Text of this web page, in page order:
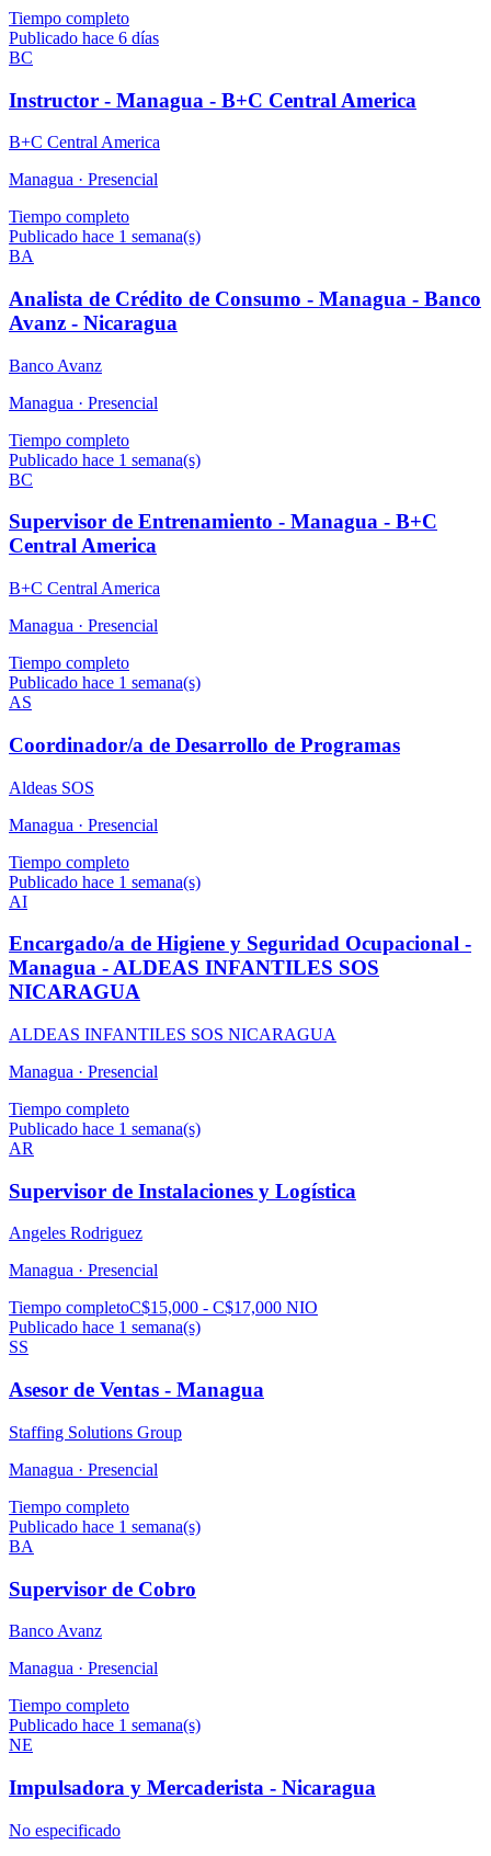
Tiempo completo
Publicado hace 6 días
BC
Instructor - Managua - B+C Central America
B+C Central America
Managua · Presencial
Tiempo completo
Publicado hace 1 semana(s)
BA
Analista de Crédito de Consumo - Managua - Banco
Avanz - Nicaragua
Banco Avanz
Managua · Presencial
Tiempo completo
Publicado hace 1 semana(s)
BC
Supervisor de Entrenamiento - Managua - B+C
Central America
B+C Central America
Managua · Presencial
Tiempo completo
Publicado hace 1 semana(s)
AS
Coordinador/a de Desarrollo de Programas
Aldeas SOS
Managua · Presencial
Tiempo completo
Publicado hace 1 semana(s)
AI
Encargado/a de Higiene y Seguridad Ocupacional -
Managua - ALDEAS INFANTILES SOS
NICARAGUA
ALDEAS INFANTILES SOS NICARAGUA
Managua · Presencial
Tiempo completo
Publicado hace 1 semana(s)
AR
Supervisor de Instalaciones y Logística
Angeles Rodriguez
Managua · Presencial
Tiempo completoC$15,000 - C$17,000 NIO
Publicado hace 1 semana(s)
SS
Asesor de Ventas - Managua
Staffing Solutions Group
Managua · Presencial
Tiempo completo
Publicado hace 1 semana(s)
BA
Supervisor de Cobro
Banco Avanz
Managua · Presencial
Tiempo completo
Publicado hace 1 semana(s)
NE
Impulsadora y Mercaderista - Nicaragua
No especificado